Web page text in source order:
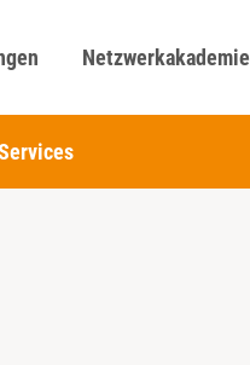
Netzwerkakademie